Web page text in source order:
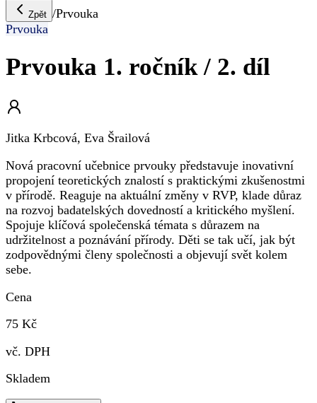
Zpět /Prvouka
Prvouka
Prvouka 1. ročník / 2. díl
Jitka Krbcová, Eva Šrailová
Nová pracovní učebnice prvouky představuje inovativní
propojení teoretických znalostí s praktickými zkušenostmi
v přírodě. Reaguje na aktuální změny v RVP, klade důraz
na rozvoj badatelských dovedností a kritického myšlení.
Spojuje klíčová společenská témata s důrazem na
udržitelnost a poznávání přírody. Děti se tak učí, jak být
zodpovědnými členy společnosti a objevují svět kolem
sebe.
Cena
75 Kč
vč. DPH
Skladem